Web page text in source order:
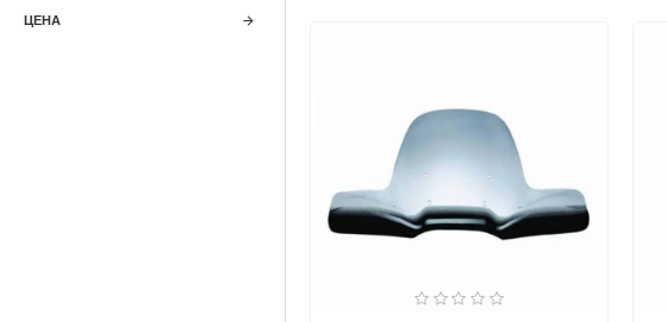
ЦЕНА